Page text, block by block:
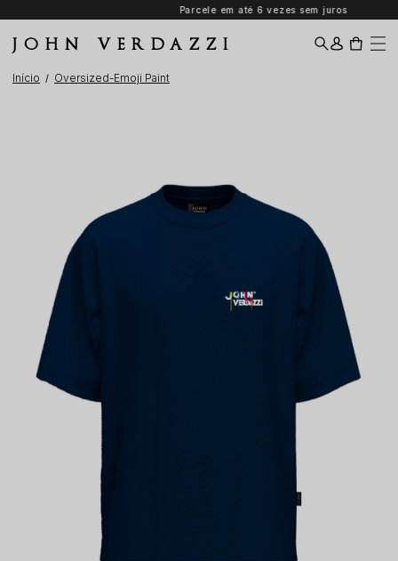
Parcele em até 6 vezes sem juros
JOHN VERDAZZI
Início Oversized-Emoji Paint